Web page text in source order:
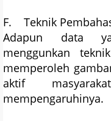
F. Teknik
Adapun data
menggunkan
memperoleh
aktif
mempengaruhinya.